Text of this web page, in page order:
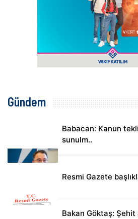
Gündem
Babacan: Kanun
sunulm..
Resmi Gazete
Bakan Göktaş: